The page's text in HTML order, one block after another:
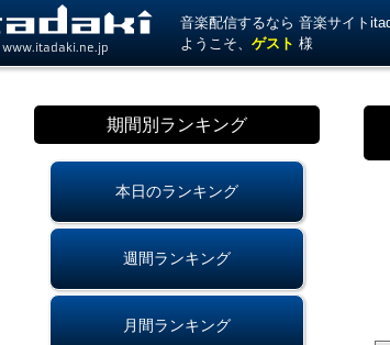
www.itadaki.ne.jp
音楽配信するなら 音楽サイト
ようこそ、ゲスト 様
期間別ランキング
本日のランキング
週間ランキング
月間ランキング